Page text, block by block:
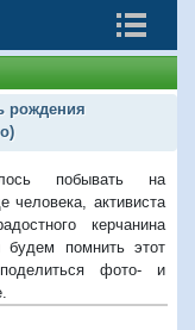
рождения
побывать на
человека, активиста
керчанина
помнить этот
фото- и